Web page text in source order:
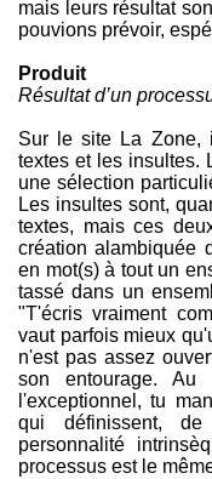
mais leurs résultat
pouvions prévoir,
Produit
Résultat d’un
Sur le site La Zone,
textes et les insultes.
une sélection
Les insultes sont,
textes, mais ces
création alambiquée
en mot(s) à tout un
tassé dans un
"T'écris vraiment
vaut parfois mieux
n'est pas assez
son entourage. Au
l'exceptionnel, tu
qui définissent,
personnalité
processus est le